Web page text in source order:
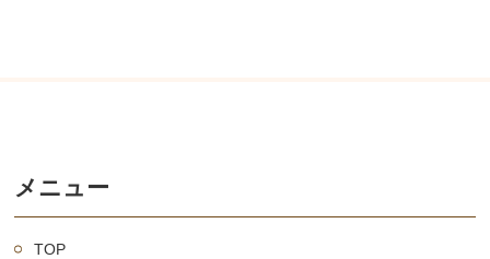
メニュー
TOP